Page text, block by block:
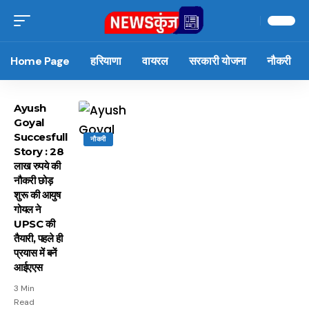
Home Page हरियाणा वायरल सरकारी योजना नौकरी
नौकरी
Ayush
Goyal
Succesfull
Story : 28
लाख रुपये की
नौकरी छोड़
शुरू की आयुष
गोयल ने
UPSC की
तैयारी, पहले ही
प्रयास में बनें
आईएएस
3 Min
Read